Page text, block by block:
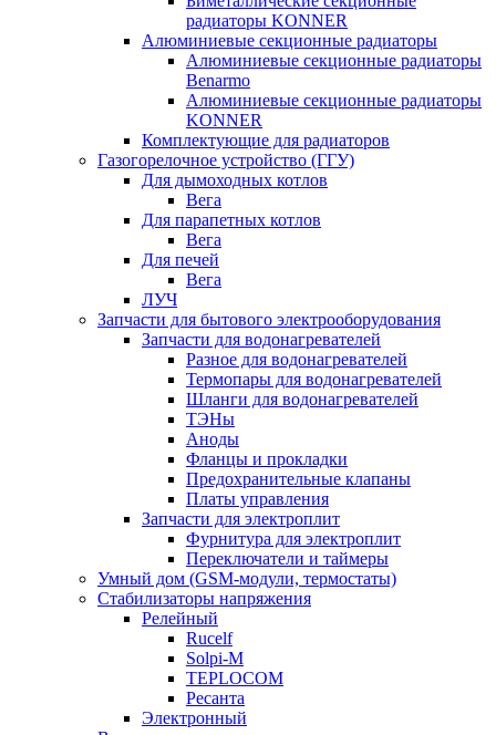
радиаторы KONNER
Алюминиевые секционные радиаторы
Алюминиевые секционные радиаторы
Benarmo
Алюминиевые секционные радиаторы
KONNER
Комплектующие для радиаторов
Газогорелочное устройство (ГГУ)
Для дымоходных котлов
Вега
Для парапетных котлов
Вега
Для печей
Вега
ЛУЧ
Запчасти для бытового электрооборудования
Запчасти для водонагревателей
Разное для водонагревателей
Термопары для водонагревателей
Шланги для водонагревателей
ТЭНы
Аноды
Фланцы и прокладки
Предохранительные клапаны
Платы управления
Запчасти для электроплит
Фурнитура для электроплит
Переключатели и таймеры
Умный дом (GSM-модули, термостаты)
Cтабилизаторы напряжения
Релейный
Rucelf
Solpi-M
TEPLOCOM
Ресанта
Электронный